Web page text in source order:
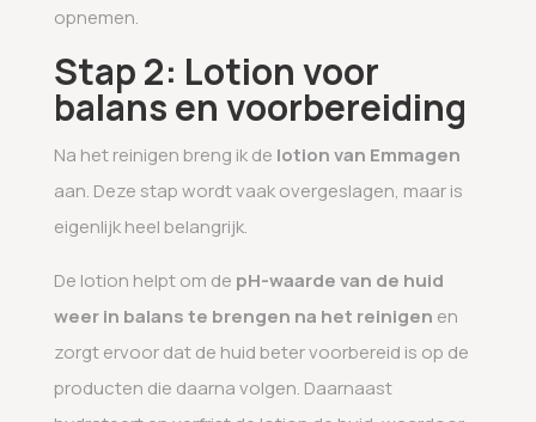
opnemen.
Stap 2: Lotion voor
balans en voorbereiding
Na het reinigen breng ik de lotion van Emmagen
aan. Deze stap wordt vaak overgeslagen, maar is
eigenlijk heel belangrijk.
De lotion helpt om de pH-waarde van de huid
weer in balans te brengen na het reinigen en
zorgt ervoor dat de huid beter voorbereid is op de
producten die daarna volgen. Daarnaast